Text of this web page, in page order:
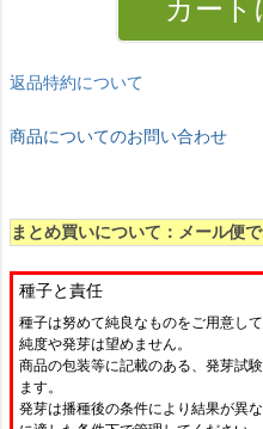
カート
返品特約について
商品についてのお問い合わせ
まとめ買いについて：メール便で
種子と責任
種子は努めて純良なものをご用意し
純度や発芽は望めません。
商品の包装等に記載のある、発芽試
ます。
発芽は播種後の条件により結果が異